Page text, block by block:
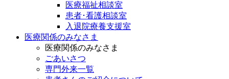
医療福祉相談室
患者･看護相談室
入退院療養支援室
医療関係のみなさま
医療関係のみなさま
ごあいさつ
専門外来一覧